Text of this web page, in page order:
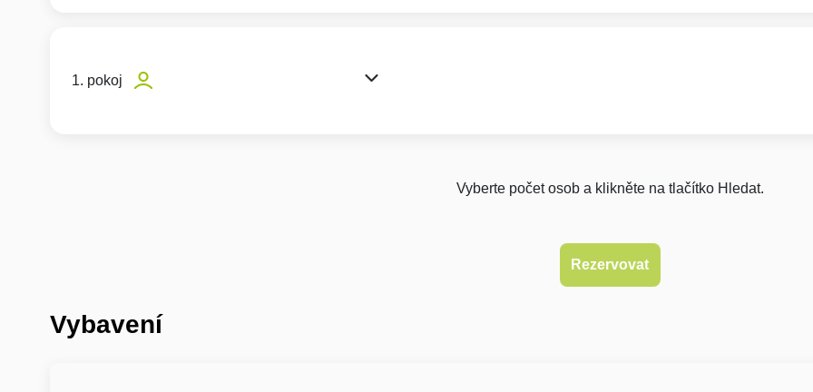
1. pokoj
Vyberte počet osob a klikněte na tlačítko Hledat.
Vybavení